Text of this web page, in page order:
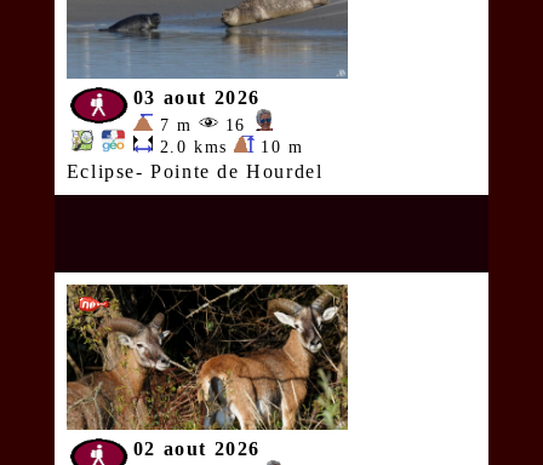
03 aout 2026
7 m
16
2.0 kms
10 m
Eclipse- Pointe de Hourdel
02 aout 2026